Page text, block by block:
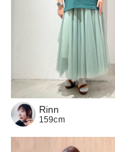
Rinn
159cm